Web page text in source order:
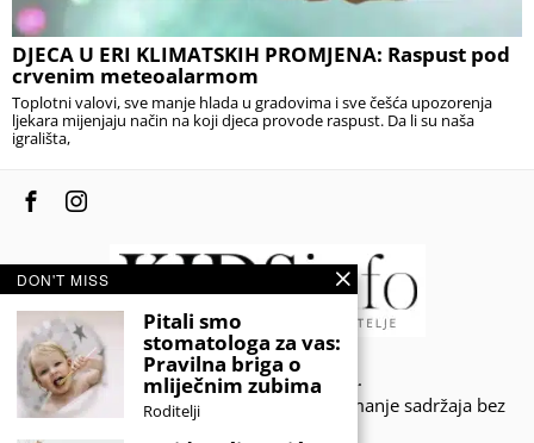
DJECA U ERI KLIMATSKIH PROMJENA: Raspust pod
crvenim meteoalarmom
Toplotni valovi, sve manje hlada u gradovima i sve češća upozorenja
ljekara mijenjaju način na koji djeca provode raspust. Da li su naša
igrališta,
© 2020 - KIDSINFO.BA.
Sva prava zadržana. Zabranjeno preuzimanje sadržaja bez
DON'T MISS
Pitali smo
stomatologa za vas:
Pravilna briga o
mliječnim zubima
Roditelji